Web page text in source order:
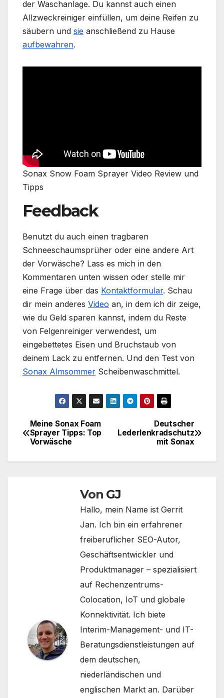
der Waschanlage. Du kannst auch einen
Allzweckreiniger einfüllen, um deine Reifen zu
säubern und sie anschließend zu Hause
aufbewahren.
Sonax Snow Foam Sprayer Video Review und
Tipps
Feedback
Benutzt du auch einen tragbaren
Schneeschaumsprüher oder eine andere Art
der Vorwäsche? Lass es mich in den
Kommentaren unten wissen oder stelle mir
eine Frage über das Kontaktformular. Schau
dir mein anderes Video an, in dem ich dir zeige,
wie du Geld sparen kannst, indem du Reste
von Felgenreiniger verwendest, um
eingebettetes Eisen und Bruchstaub von
deinem Lack zu entfernen. Und den Test von
Sonax Almsommer Scheibenwaschmittel.
BeitragsnavigationDeutscher
Lederlenkradschutz
mit Sonax
Meine Sonax Foam
Sprayer Tipps: Top
Vorwäsche
Von GJ
Hallo, mein Name ist Gerrit
Jan. Ich bin ein erfahrener
freiberuflicher SEO-Autor,
Geschäftsentwickler und
Produktmanager – spezialisiert
auf Rechenzentrums-
Colocation, IoT und globale
Konnektivität. Ich biete
Interim-Management- und IT-
Beratungsdienstleistungen auf
dem deutschen,
niederländischen und
englischen Markt an. Darüber